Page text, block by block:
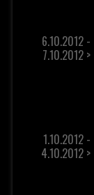
6.10.2012 -
7.10.2012 >
1.10.2012 -
4.10.2012 >